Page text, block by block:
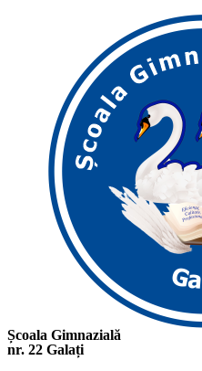
Școala Gimnazială
nr. 22 Galați